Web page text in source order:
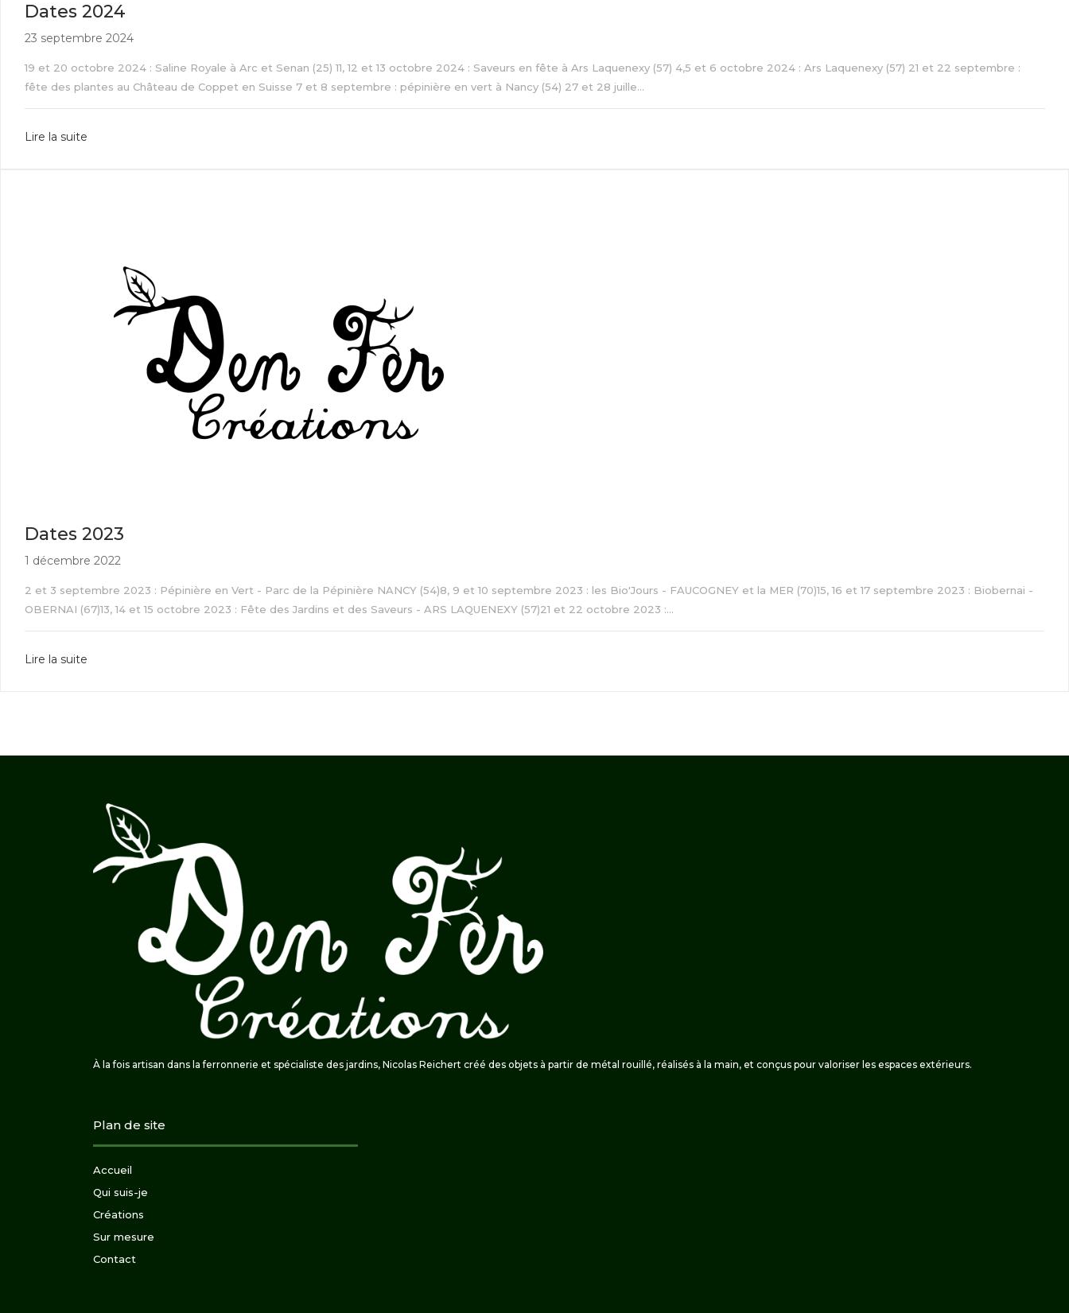
Dates 2024
23 septembre 2024
19 et 20 octobre 2024 : Saline Royale à Arc et Senan (25) 11, 12 et 13 octobre 2024 : Saveurs en fête à Ars Laquenexy (57) 4,5 et 6 octobre 2024 : Ars Laquenexy (57) 21 et 22 septembre :
fête des plantes au Château de Coppet en Suisse 7 et 8 septembre : pépinière en vert à Nancy (54) 27 et 28 juille...
Lire la suite
Dates 2023
1 décembre 2022
2 et 3 septembre 2023 : Pépinière en Vert - Parc de la Pépinière NANCY (54)8, 9 et 10 septembre 2023 : les Bio'Jours - FAUCOGNEY et la MER (70)15, 16 et 17 septembre 2023 : Biobernai -
OBERNAI (67)13, 14 et 15 octobre 2023 : Fête des Jardins et des Saveurs - ARS LAQUENEXY (57)21 et 22 octobre 2023 :...
Lire la suite
À la fois artisan dans la ferronnerie et spécialiste des jardins, Nicolas Reichert créé des objets à partir de métal rouillé, réalisés à la main, et conçus pour valoriser les espaces extérieurs.
Plan de site
Accueil
Qui suis-je
Créations
Sur mesure
Contact